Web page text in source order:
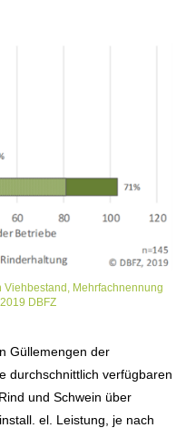
Mehrfachnennung
DBFZ
Güllemengen der
durchschnittlich verfügbaren
und Schwein über
el. Leistung, je nach